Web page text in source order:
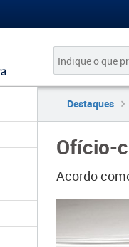
Destaques
Ofício-
Acordo